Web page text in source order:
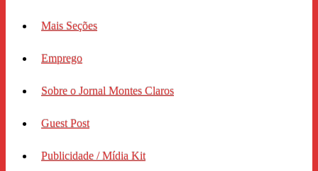
Mais Seções
Emprego
Sobre o Jornal Montes Claros
Guest Post
Publicidade / Mídia Kit